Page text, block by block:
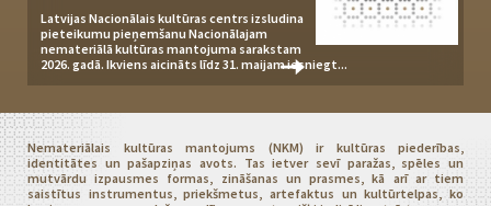
Latvijas Nacionālais kultūras centrs izsludina
pieteikumu pieņemšanu Nacionālajam
nemateriālā kultūras mantojuma sarakstam
2026. gadā. Ikviens aicināts līdz 31. maijam iesniegt...
Nemateriālais kultūras mantojums (NKM) ir kultūras piederības,
identitātes un pašapziņas avots. Tas ietver sevī paražas, spēles un
mutvārdu izpausmes formas, zināšanas un prasmes, kā arī ar tiem
saistītus instrumentus, priekšmetus, artefaktus un kultūrtelpas, ko